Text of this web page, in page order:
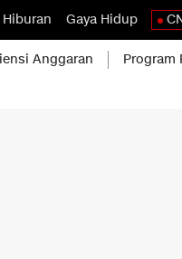
Hiburan Gaya Hidup
Anggaran Program